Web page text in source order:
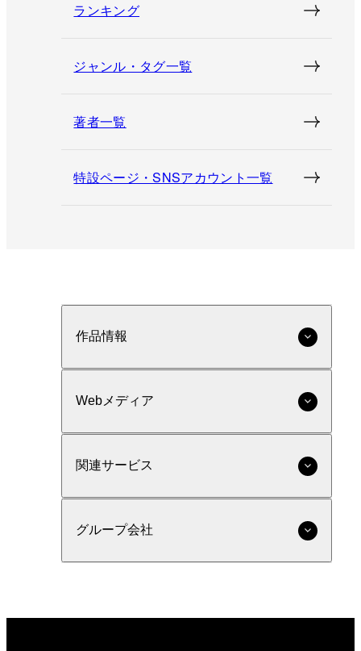
ランキング
ジャンル・タグ一覧
著者一覧
特設ページ・SNSアカウント一覧
作品情報
Webメディア
関連サービス
グループ会社